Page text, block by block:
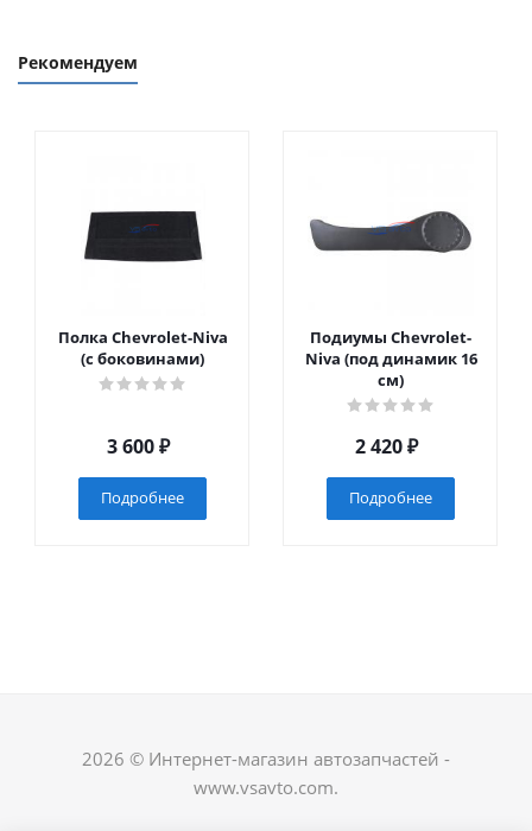
Рекомендуем
Полка Chevrolet-Niva
(с боковинами)
3 600₽
Подробнее
Подиумы Chevrolet-
Niva (под динамик 16
см)
2 420₽
Подробнее
2026 © Интернет-магазин автозапчастей -
www.vsavto.com.